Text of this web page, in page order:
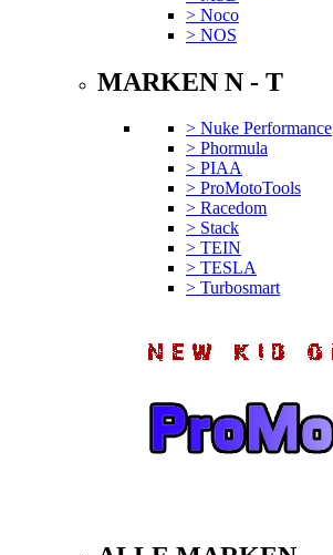
> Noco
> NOS
MARKEN N - T
> Nuke Performance
> Phormula
> PIAA
> ProMotoTools
> Racedom
> Stack
> TEIN
> TESLA
> Turbosmart